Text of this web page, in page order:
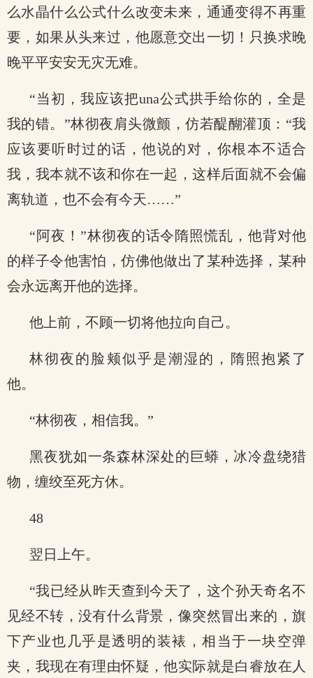
么水晶什么公式什么改变未来，通通变得不再重
要，如果从头来过，他愿意交出一切！只换求晚
晚平平安安无灾无难。
“当初，我应该把una公式拱手给你的，全是
我的错。”林彻夜肩头微颤，仿若醍醐灌顶：“我
应该要听时过的话，他说的对，你根本不适合
我，我本就不该和你在一起，这样后面就不会偏
离轨道，也不会有今天……”
“阿夜！”林彻夜的话令隋照慌乱，他背对他
的样子令他害怕，仿佛他做出了某种选择，某种
会永远离开他的选择。
他上前，不顾一切将他拉向自己。
林彻夜的脸颊似乎是潮湿的，隋照抱紧了
他。
“林彻夜，相信我。”
黑夜犹如一条森林深处的巨蟒，冰冷盘绕猎
物，缠绞至死方休。
48
翌日上午。
“我已经从昨天查到今天了，这个孙天奇名不
见经不转，没有什么背景，像突然冒出来的，旗
下产业也几乎是透明的装裱，相当于一块空弹
夹，我现在有理由怀疑，他实际就是白睿放在人